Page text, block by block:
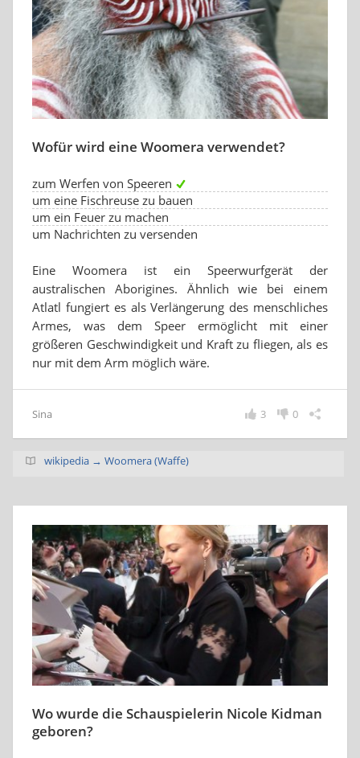
Wofür wird eine Woomera verwendet?
zum Werfen von Speeren
um eine Fischreuse zu bauen
um ein Feuer zu machen
um Nachrichten zu versenden
Eine Woomera ist ein Speerwurfgerät der
australischen Aborigines. Ähnlich wie bei einem
Atlatl fungiert es als Verlängerung des menschliches
Armes, was dem Speer ermöglicht mit einer
größeren Geschwindigkeit und Kraft zu fliegen, als es
nur mit dem Arm möglich wäre.
Sina 0
3
wikipedia → Woomera (Waffe)
Wo wurde die Schauspielerin Nicole Kidman
geboren?